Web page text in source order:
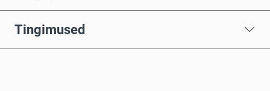
Tingimused